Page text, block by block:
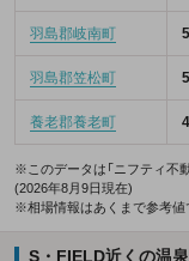
羽島郡岐南町
羽島郡笠松町
養老郡養老町
※このデータは「ニフティ不
(2026年8月9日現在)
※相場情報はあくまで参考値
S・FIELD近くの温